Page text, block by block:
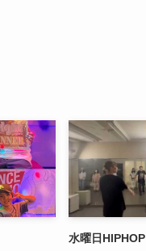
水曜日HIPHOP